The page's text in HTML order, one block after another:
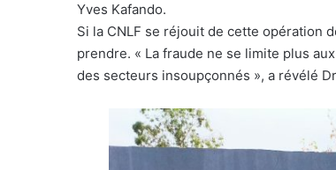
Yves Kafando.
Si la CNLF se réjouit de cette opération
prendre. « La fraude ne se limite plus
des secteurs insoupçonnés », a révélé